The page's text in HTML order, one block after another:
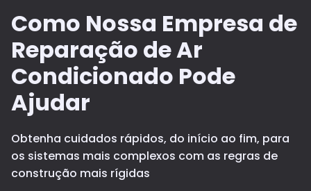
Como Nossa Empresa de
Reparação de Ar
Condicionado Pode
Ajudar
Obtenha cuidados rápidos, do início ao fim, para
os sistemas mais complexos com as regras de
construção mais rígidas